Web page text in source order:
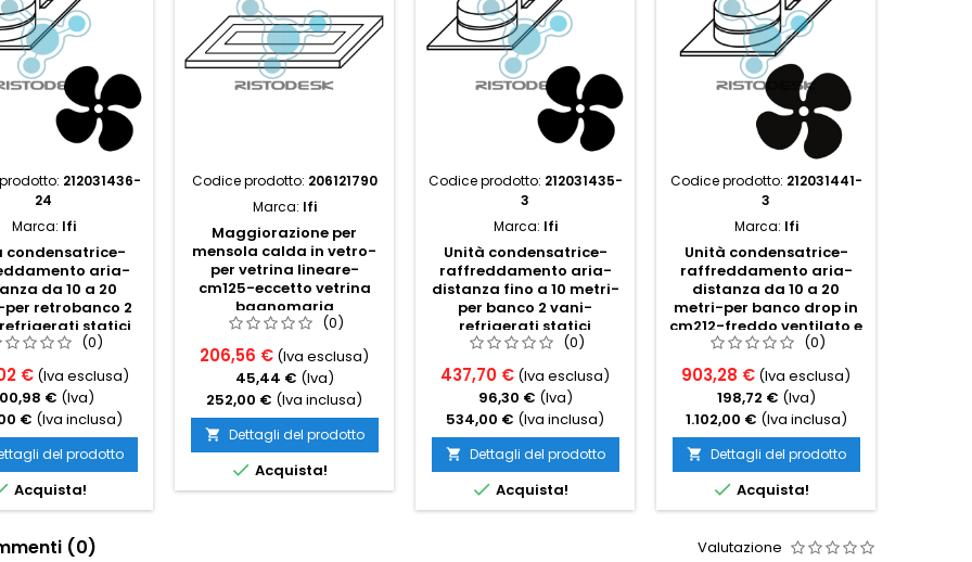
212031436-
24
Marca: Ifi
condensatrice-
aria-
da 10 a 20
retrobanco 2
statici
(0)
€ (Iva esclusa)
€ (Iva)
€ (Iva inclusa)
del prodotto
Acquista!
Codice prodotto: 206121790
Marca: Ifi
Maggiorazione per
mensola calda in vetro-
per vetrina lineare-
cm125-eccetto vetrina
bagnomaria
(0)
206,56 € (Iva esclusa)
45,44 € (Iva)
252,00 € (Iva inclusa)
 Dettagli del prodotto
 Acquista!
Codice prodotto: 212031435-
3
Marca: Ifi
Unità condensatrice-
raffreddamento aria-
distanza fino a 10 metri-
per banco 2 vani-
refrigerati statici
(0)
437,70 € (Iva esclusa)
96,30 € (Iva)
534,00 € (Iva inclusa)
 Dettagli del prodotto
 Acquista!
Codice prodotto: 212031441-
3
Marca: Ifi
Unità condensatrice-
raffreddamento aria-
distanza da 10 a 20
metri-per banco drop in
cm212-freddo ventilato e
praline (0)
903,28 € (Iva esclusa)
198,72 € (Iva)
1.102,00 € (Iva inclusa)
 Dettagli del prodotto
 Acquista!
(0) Valutazione